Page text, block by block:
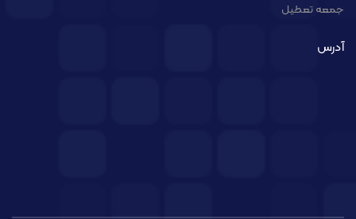
جمعه تعطیل
آدرس